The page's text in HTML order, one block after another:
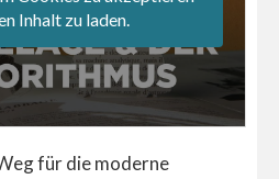
Inhalt zu laden.
für die moderne